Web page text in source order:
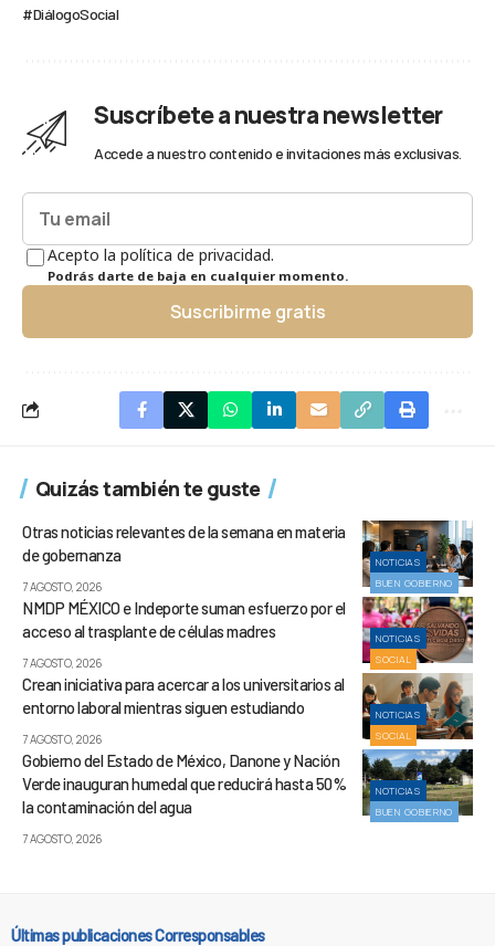
#DiálogoSocial
Suscríbete a nuestra newsletter
Accede a nuestro contenido e invitaciones más exclusivas.
Acepto la política de privacidad.
Podrás darte de baja en cualquier momento.
Suscribirme gratis
Quizás también te guste
NOTICIAS
BUEN GOBIERNO
Otras noticias relevantes de la semana en materia
de gobernanza
7 AGOSTO, 2026
NOTICIAS
SOCIAL
NMDP MÉXICO e Indeporte suman esfuerzo por el
acceso al trasplante de células madres
7 AGOSTO, 2026
NOTICIAS
SOCIAL
Crean iniciativa para acercar a los universitarios al
entorno laboral mientras siguen estudiando
7 AGOSTO, 2026
NOTICIAS
BUEN GOBIERNO
Gobierno del Estado de México, Danone y Nación
Verde inauguran humedal que reducirá hasta 50%
la contaminación del agua
7 AGOSTO, 2026
Últimas publicaciones Corresponsables